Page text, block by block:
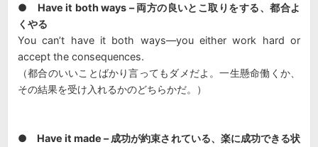
● Have it both ways – 両方の良いとこ取りをする、都合よ
くやる
You can’t have it both ways—you either work hard or
accept the consequences.
（都合のいいことばかり言ってもダメだよ。一生懸命働くか、
その結果を受け入れるかのどちらかだ。）
● Have it made – 成功が約束されている、楽に成功できる状